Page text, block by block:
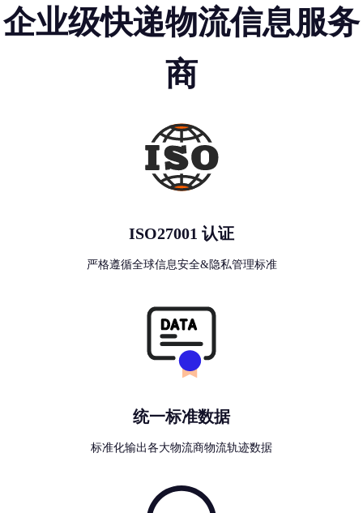
企业级快递物流信息服务
商
ISO27001 认证
严格遵循全球信息安全&隐私管理标准
统一标准数据
标准化输出各大物流商物流轨迹数据